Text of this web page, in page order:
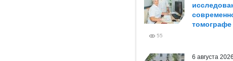
томографе
55
6 августа 2026